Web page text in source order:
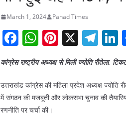
March 1, 2024 Pahad Times
F
c
e
b
o
W
at
s
A
p
Pi
nt
er
e
st
X T
el
e
gr
a
k
कांग्रेस राष्ट्रीय अध्यक्ष से मिली ज्योति रौतेला,
उत्तराखंड कांग्रेस की महिला प्रदेश अध्यक्ष ज्योति
में संगठन की मजबूती और लोकसभा चुनाव की
रणनीति पर चर्चा की।